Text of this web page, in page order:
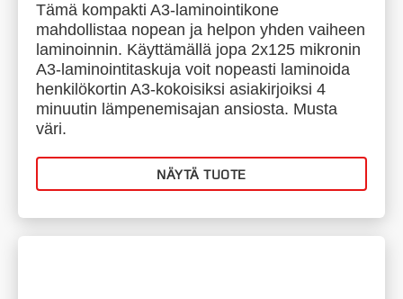
Tämä kompakti A3-laminointikone
mahdollistaa nopean ja helpon yhden vaiheen
laminoinnin. Käyttämällä jopa 2x125 mikronin
A3-laminointitaskuja voit nopeasti laminoida
henkilökortin A3-kokoisiksi asiakirjoiksi 4
minuutin lämpenemisajan ansiosta. Musta
väri.
NÄYTÄ TUOTE